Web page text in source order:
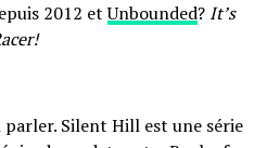
2012 etUnbounded? It’s
Silent Hill est une série